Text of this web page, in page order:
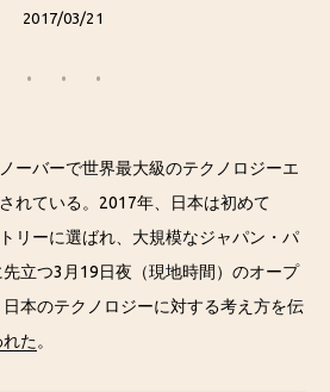
2017/03/21
ーバーで世界最大級のテクノロジーエ
れている。2017年、日本は初めて
リーに選ばれ、大規模なジャパン・パ
立つ3月19日夜（現地時間）のオープ
本のテクノロジーに対する考え方を伝
た。